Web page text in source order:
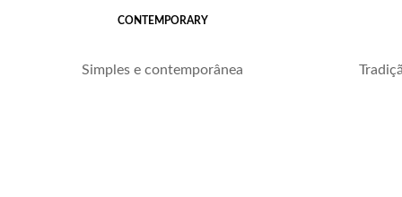
CONTEMPORARY
Simples e contemporânea